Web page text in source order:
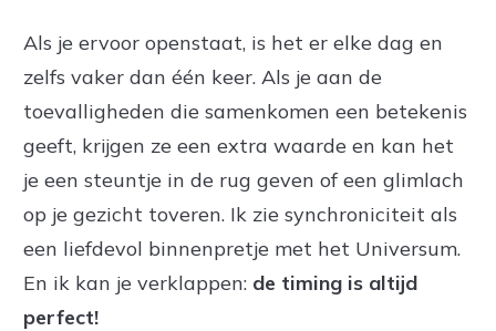
Als je ervoor openstaat, is het er elke dag en
zelfs vaker dan één keer. Als je aan de
toevalligheden die samenkomen een betekenis
geeft, krijgen ze een extra waarde en kan het
je een steuntje in de rug geven of een glimlach
op je gezicht toveren. Ik zie synchroniciteit als
een liefdevol binnenpretje met het Universum.
En ik kan je verklappen: de timing is altijd
perfect!